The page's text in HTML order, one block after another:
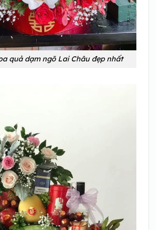
quả dạm ngõ Lai Châu đẹp nhất